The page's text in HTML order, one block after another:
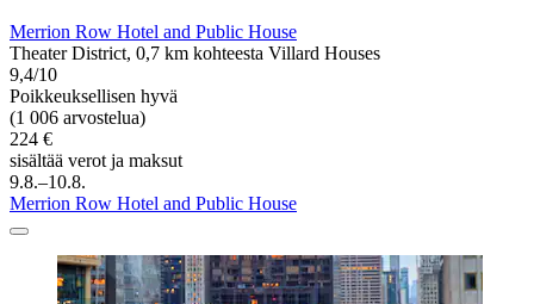
Merrion Row Hotel and Public House
Theater District, 0,7 km kohteesta Villard Houses
9,4/10
Poikkeuksellisen hyvä
(1 006 arvostelua)
224 €
sisältää verot ja maksut
9.8.–10.8.
Merrion Row Hotel and Public House